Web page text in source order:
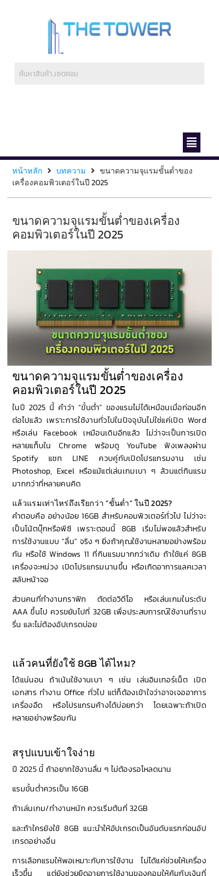
หน้าหลัก บทความ
ขนาดความจุแรมขั้นต่ำของ
เครื่องคอมพิวเตอร์ในปี 2025
ขนาดความจุแรมขั้นต่ำของเครื่อง
คอมพิวเตอร์ในปี 2025
ขนาดความจุแรมขั้นต่ำของเครื่อง
คอมพิวเตอร์ในปี 2025
ในปี 2025 นี้ คำว่า “ขั้นต่ำ” ของแรมไม่ได้เหมือนเมื่อก่อนอีก
ต่อไปแล้ว เพราะการใช้งานทั่วไปในปัจจุบันไม่ใช่แค่เปิด Word
หรือเล่น Facebook เหมือนเดิมอีกแล้ว ไม่ว่าจะเป็นการเปิด
หลายแท็บใน Chrome พร้อมดู YouTube ฟังเพลงผ่าน
Spotify แชท LINE ควบคู่กับเปิดโปรแกรมงาน เช่น
Photoshop, Excel หรือแม้แต่เล่นเกมเบา ๆ ล้วนแต่กินแรม
มากกว่าที่หลายคนคิด
แล้วแรมเท่าไหร่ถึงเรียกว่า “ขั้นต่ำ” ในปี 2025?
คำตอบคือ อย่างน้อย 16GB สำหรับคอมพิวเตอร์ทั่วไป ไม่ว่าจะ
เป็นโน้ตบุ๊กหรือพีซี เพราะตอนนี้ 8GB เริ่มไม่พอแล้วสำหรับ
การใช้งานแบบ “ลื่น” จริง ๆ ยิ่งถ้าคุณใช้งานหลายอย่างพร้อม
กัน หรือใช้ Windows 11 ที่กินแรมมากกว่าเดิม ถ้าใช้แค่ 8GB
เครื่องจะหน่วง เปิดโปรแกรมนานขึ้น หรือเกิดอาการแลคเวลา
สลับหน้าจอ
ส่วนคนที่ทำงานกราฟิก ตัดต่อวิดีโอ หรือเล่นเกมในระดับ
AAA ขึ้นไป ควรขยับไปที่ 32GB เพื่อประสบการณ์ใช้งานที่ราบ
รื่น และไม่ต้องอัปเกรดบ่อย
แล้วคนที่ยังใช้ 8GB ได้ไหม?
ได้แน่นอน ถ้าเน้นใช้งานเบา ๆ เช่น เล่นอินเทอร์เน็ต เปิด
เอกสาร ทำงาน Office ทั่วไป แต่ก็ต้องเข้าใจว่าอาจเจออาการ
เครื่องอืด หรือโปรแกรมค้างได้บ่อยกว่า โดยเฉพาะถ้าเปิด
หลายอย่างพร้อมกัน
สรุปแบบเข้าใจง่าย
ปี 2025 นี้ ถ้าอยากใช้งานลื่น ๆ ไม่ต้องรอโหลดนาน
แรมขั้นต่ำควรเป็น 16GB
ถ้าเล่นเกม/ทำงานหนัก ควรเริ่มต้นที่ 32GB
และถ้าใครยังใช้ 8GB แนะนำให้อัปเกรดเป็นอันดับแรกก่อนอัป
เกรดอย่างอื่น
การเลือกแรมให้พอเหมาะกับการใช้งาน ไม่ได้แค่ช่วยให้เครื่อง
เร็วขึ้น แต่ยังช่วยยืดอายุการใช้งานของคอมให้คุ้มกับเงินที่